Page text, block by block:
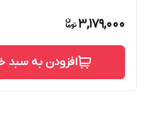
3,179,000
افزودن به سبد